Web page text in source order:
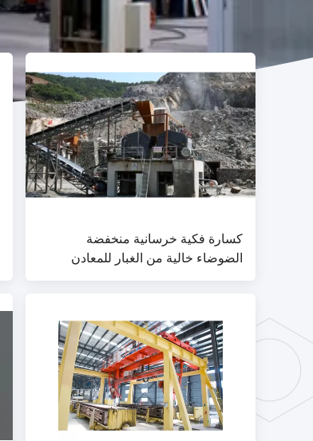
كسارة فكية خرسانية منخفضة
الضوضاء خالية من الغبار للمعادن